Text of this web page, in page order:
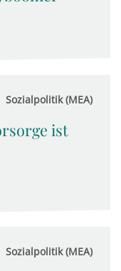
Sozialpolitik (MEA)
ist
Sozialpolitik (MEA)